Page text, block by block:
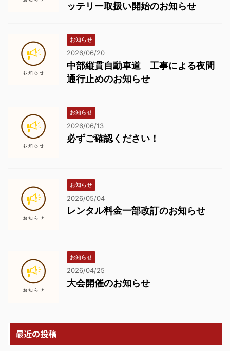
ッテリー取扱い開始のお知らせ
お知らせ
2026/06/20
中部縦貫自動車道 工事による夜間
通行止めのお知らせ
お知らせ
2026/06/13
必ずご確認ください！
お知らせ
2026/05/04
レンタル料金一部改訂のお知らせ
お知らせ
2026/04/25
大会開催のお知らせ
最近の投稿